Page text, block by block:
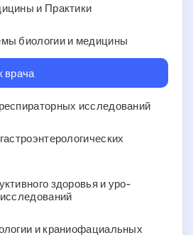
и Практики
биологии и медицины
врача
исследований
здоровья и уро-
и краниофациальных